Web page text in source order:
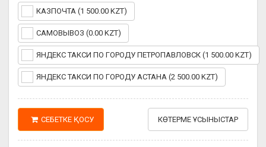
КАЗПОЧТА (1 500.00 KZT)
САМОВЫВОЗ (0.00 KZT)
ЯНДЕКС ТАКСИ ПО ГОРОДУ ПЕТРОПАВЛОВСК (1 500.00 KZT)
ЯНДЕКС ТАКСИ ПО ГОРОДУ АСТАНА (2 500.00 KZT)
СЕБЕТКЕ ҚОСУ КӨТЕРМЕ ҰСЫНЫСТАР